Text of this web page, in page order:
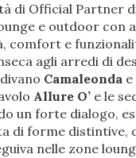
di Official Partner
e outdoor con
comfort e
agli arredi di
Camaleonda
Allure O’ e le
un forte dialogo,
di forme distintive,
nelle zone